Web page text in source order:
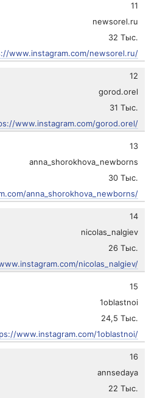
11
newsorel.ru
32 Тыс.
www.instagram.com/newsorel.ru/
12
gorod.orel
31 Тыс.
www.instagram.com/gorod.orel/
13
anna_shorokhova_newborns
30 Тыс.
anna_shorokhova_newborns/
14
nicolas_nalgiev
26 Тыс.
nicolas_nalgiev/
15
1oblastnoi
24,5 Тыс.
www.instagram.com/1oblastnoi/
16
annsedaya
22 Тыс.